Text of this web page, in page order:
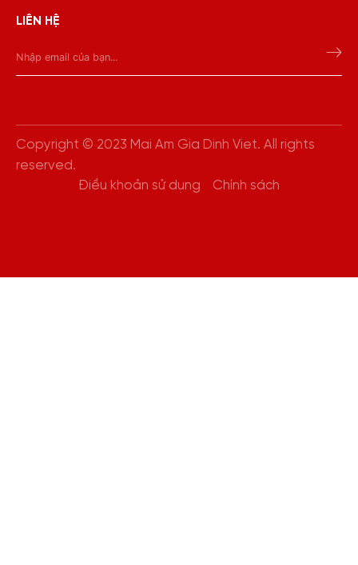
LIÊN HỆ
Copyright © 2023 Mai Am Gia Dinh Viet. All rights
reserved.
Điều khoản sử dụng
Chính sách